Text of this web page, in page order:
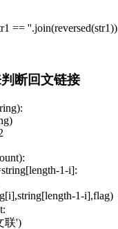
== ''.join(reversed(str1))
断回文链接
):
)
):
string[length-1-i]:
[i],string[length-1-i],flag)
:
联')